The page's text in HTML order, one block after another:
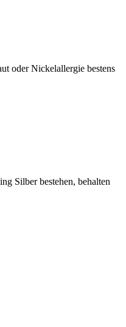
oder Nickelallergie bestens
Silber bestehen, behalten